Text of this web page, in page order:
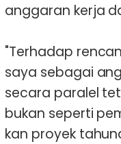
anggaran kerja
"Terhadap
saya sebagai
secara paralel
bukan seperti
kan proyek